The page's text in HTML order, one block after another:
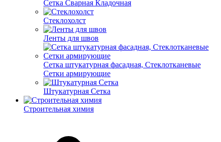
Cетка Сварная Кладочная
Cтеклохолст
Ленты для швов
Сетка штукатурная фасадная, Стеклотканевые
Сетки армирующие
Штукатурная Сетка
Строительная химия